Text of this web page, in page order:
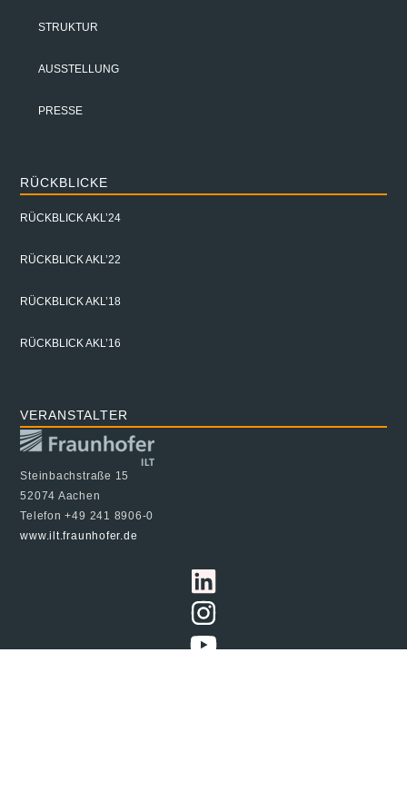
STRUKTUR
AUSSTELLUNG
PRESSE
RÜCKBLICKE
RÜCKBLICK AKL’24
RÜCKBLICK AKL’22
RÜCKBLICK AKL’18
RÜCKBLICK AKL’16
VERANSTALTER
Steinbachstraße 15
52074 Aachen
Telefon +49 241 8906-0
www.ilt.fraunhofer.de